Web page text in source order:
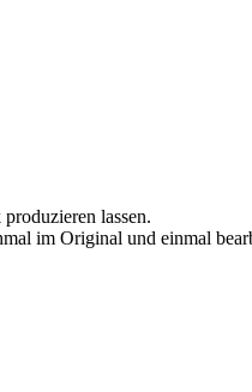
lassen.
im Original und einmal